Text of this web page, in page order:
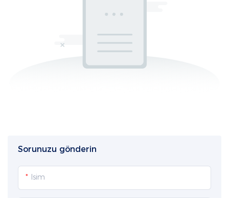
Sorunuzu gönderin
Isim